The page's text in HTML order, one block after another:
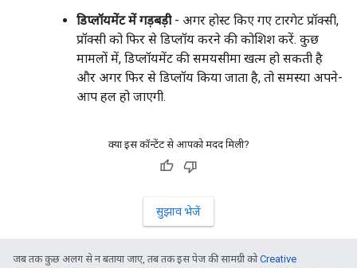
डिप्लॉयमेंट में गड़बड़ी- अगर होस्ट किए गए टारगेट प्रॉक्सी,
प्रॉक्सी को फिर से डिप्लॉय करने की कोशिश करें. कुछ
मामलों में, डिप्लॉयमेंट की समयसीमा खत्म हो सकती है
और अगर फिर से डिप्लॉय किया जाता है, तो समस्या अपने-
आप हल हो जाएगी.
क्या इस कॉन्टेंट से आपको मदद मिली?
सुझाव भेजें
जब तक कुछ अलग से न बताया जाए, तब तक इस पेज की सामग्री कोCreative